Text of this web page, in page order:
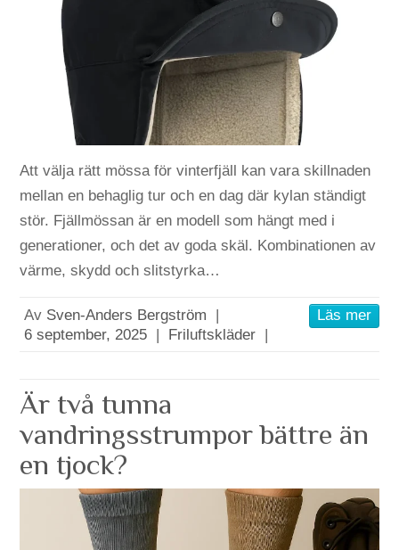
Att välja rätt mössa för vinterfjäll kan vara skillnaden
mellan en behaglig tur och en dag där kylan ständigt
stör. Fjällmössan är en modell som hängt med i
generationer, och det av goda skäl. Kombinationen av
värme, skydd och slitstyrka…
Av Sven-Anders Bergström
|
6 september, 2025 | Friluftskläder |
Läs mer
Är två tunna
vandringsstrumpor bättre än
en tjock?